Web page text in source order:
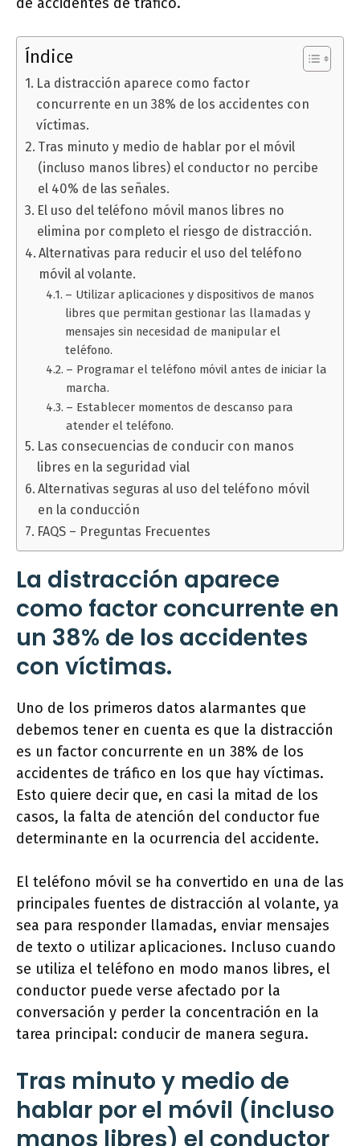
Índice
La distracción aparece como factor
concurrente en un 38% de los accidentes con
víctimas.
Tras minuto y medio de hablar por el móvil
(incluso manos libres) el conductor no percibe
el 40% de las señales.
El uso del teléfono móvil manos libres no
elimina por completo el riesgo de distracción.
Alternativas para reducir el uso del teléfono
móvil al volante.
– Utilizar aplicaciones y dispositivos de manos
libres que permitan gestionar las llamadas y
mensajes sin necesidad de manipular el
teléfono.
– Programar el teléfono móvil antes de iniciar la
marcha.
– Establecer momentos de descanso para
atender el teléfono.
Las consecuencias de conducir con manos
libres en la seguridad vial
Alternativas seguras al uso del teléfono móvil
en la conducción
FAQS – Preguntas Frecuentes
La distracción aparece
como factor concurrente en
un 38% de los accidentes
con víctimas.
Uno de los primeros datos alarmantes que
debemos tener en cuenta es que la distracción
es un factor concurrente en un 38% de los
accidentes de tráfico en los que hay víctimas.
Esto quiere decir que, en casi la mitad de los
casos, la falta de atención del conductor fue
determinante en la ocurrencia del accidente.
El teléfono móvil se ha convertido en una de las
principales fuentes de distracción al volante, ya
sea para responder llamadas, enviar mensajes
de texto o utilizar aplicaciones. Incluso cuando
se utiliza el teléfono en modo manos libres, el
conductor puede verse afectado por la
conversación y perder la concentración en la
tarea principal: conducir de manera segura.
Tras minuto y medio de
hablar por el móvil (incluso
manos libres) el conductor